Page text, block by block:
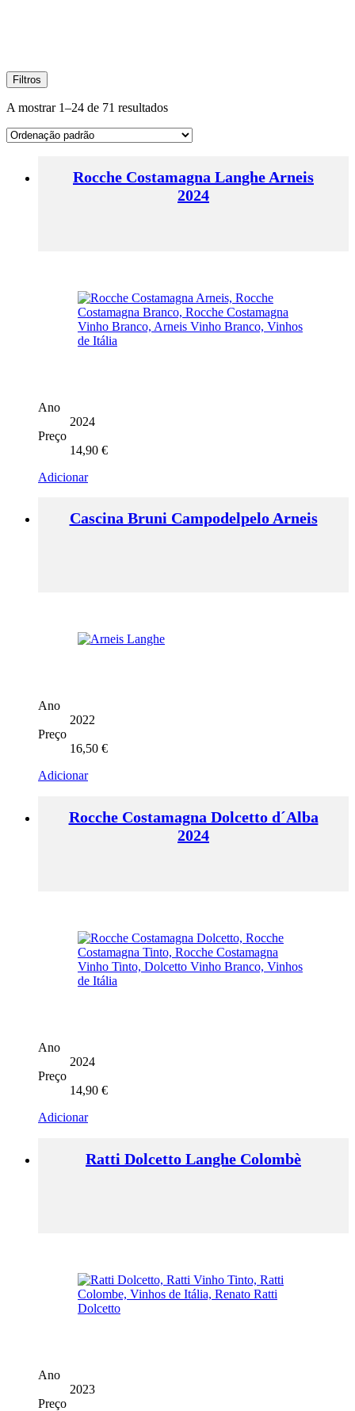
Filtros
A mostrar 1–24 de 71 resultados
Rocche Costamagna Langhe Arneis
2024
Ano
2024
Preço
14,90 €
Adicionar
Cascina Bruni Campodelpelo Arneis
Ano
2022
Preço
16,50 €
Adicionar
Rocche Costamagna Dolcetto d´Alba
2024
Ano
2024
Preço
14,90 €
Adicionar
Ratti Dolcetto Langhe Colombè
Ano
2023
Preço